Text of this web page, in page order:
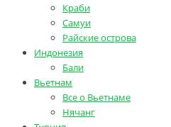
Краби
Самуи
Райские острова
Индонезия
Бали
Вьетнам
Все о Вьетнаме
Нячанг